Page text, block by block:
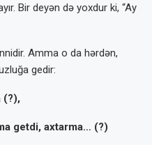
Bir deyən də yoxdur ki, “Ay
Amma o da hərdən,
gedir:
(?),
getdi, axtarma… (?)